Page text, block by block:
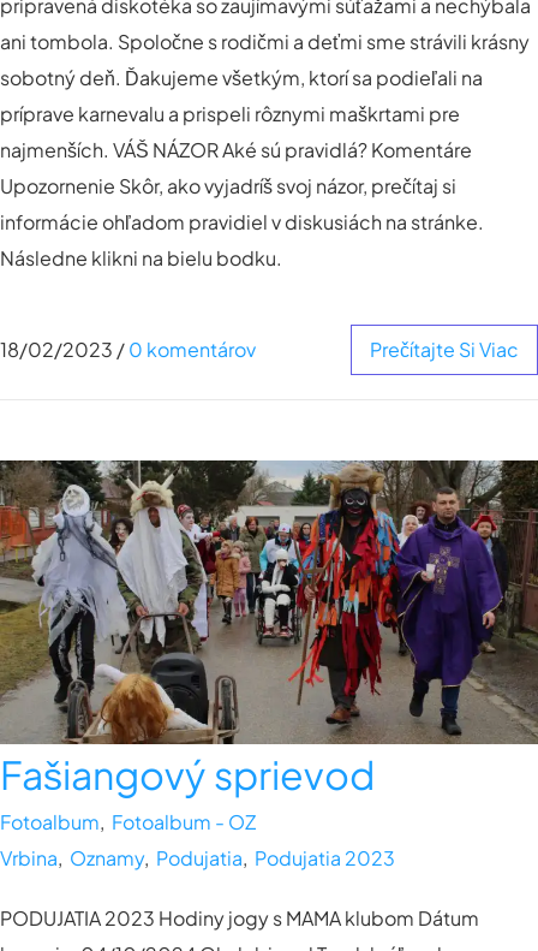
pripravená diskotéka so zaujímavými súťažami a nechýbala
ani tombola. Spoločne s rodičmi a deťmi sme strávili krásny
sobotný deň. Ďakujeme všetkým, ktorí sa podieľali na
príprave karnevalu a prispeli rôznymi maškrtami pre
najmenších. VÁŠ NÁZOR Aké sú pravidlá? Komentáre
Upozornenie Skôr, ako vyjadríš svoj názor, prečítaj si
informácie ohľadom pravidiel v diskusiách na stránke.
Následne klikni na bielu bodku.
18/02/2023 /0 komentárov Prečítajte Si Viac
Fašiangový sprievod
Fotoalbum, Fotoalbum - OZ
Vrbina, Oznamy, Podujatia, Podujatia 2023
PODUJATIA 2023 Hodiny jogy s MAMA klubom Dátum